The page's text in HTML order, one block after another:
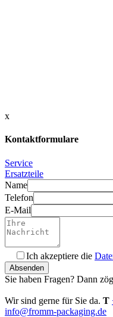
x
Kontaktformulare
Service
Ersatzteile
Name
Telefon
E-Mail
Ich akzeptiere die
Bitte füllen Sie dieses Feld
Sie haben Fragen? Dann
Wir sind gerne für Sie da. T
info@fromm-packaging.de